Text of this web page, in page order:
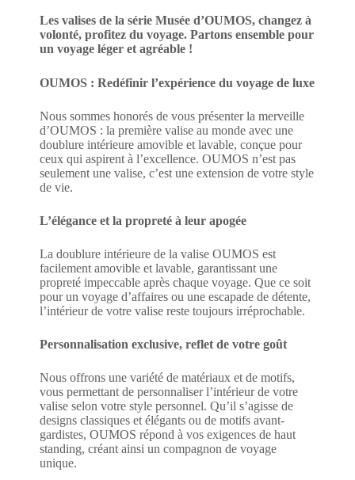
Les valises de la série Musée d’OUMOS, changez à
volonté, profitez du voyage. Partons ensemble pour
un voyage léger et agréable !
OUMOS : Redéfinir l’expérience du voyage de luxe
Nous sommes honorés de vous présenter la merveille
d’OUMOS : la première valise au monde avec une
doublure intérieure amovible et lavable, conçue pour
ceux qui aspirent à l’excellence. OUMOS n’est pas
seulement une valise, c’est une extension de votre style
de vie.
L’élégance et la propreté à leur apogée
La doublure intérieure de la valise OUMOS est
facilement amovible et lavable, garantissant une
propreté impeccable après chaque voyage. Que ce soit
pour un voyage d’affaires ou une escapade de détente,
l’intérieur de votre valise reste toujours irréprochable.
Personnalisation exclusive, reflet de votre goût
Nous offrons une variété de matériaux et de motifs,
vous permettant de personnaliser l’intérieur de votre
valise selon votre style personnel. Qu’il s’agisse de
designs classiques et élégants ou de motifs avant-
gardistes, OUMOS répond à vos exigences de haut
standing, créant ainsi un compagnon de voyage
unique.